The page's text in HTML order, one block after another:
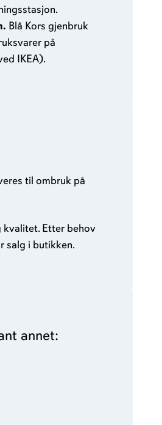
Blå Kors gjenbruk
på
IKEA).
til ombruk på
kvalitet. Etter behov
salg i butikken.
annet: